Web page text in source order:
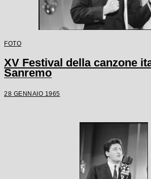
FOTO
XV Festival della canzone
Sanremo
28 GENNAIO 1965